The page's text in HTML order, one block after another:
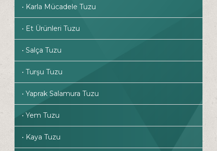
• Karla Mücadele Tuzu
• Et Ürünleri Tuzu
• Salça Tuzu
• Turşu Tuzu
• Yaprak Salamura Tuzu
• Yem Tuzu
• Kaya Tuzu